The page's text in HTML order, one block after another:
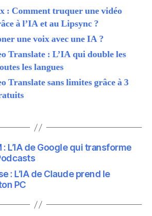
: Comment truquer une vidéo
à l’IA et au Lipsync ?
une voix avec une IA ?
Translate : L’IA qui double les
les langues
Translate sans limites grâce à 3
L’IA de Google qui transforme
: L’IA de Claude prend le
PC